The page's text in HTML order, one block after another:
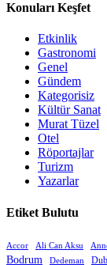
Konuları Keşfet
Etkinlik
Gastronomi
Genel
Gündem
Kategorisiz
Kültür Sanat
Murat Tüzel
Otel
Röportajlar
Turizm
Yazarlar
Etiket Bulutu
Accor Ali Can Aksu
Bodrum Dedeman